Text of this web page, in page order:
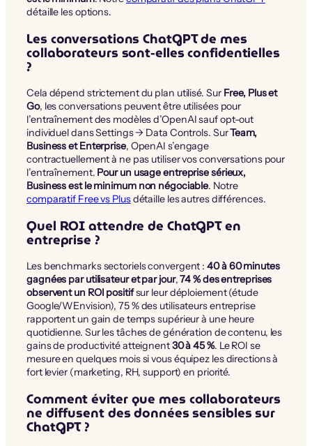
détaille les options.
Les conversations ChatGPT de mes
collaborateurs sont-elles confidentielles
?
Cela dépend strictement du plan utilisé. Sur Free, Plus et
Go, les conversations peuvent être utilisées pour
l’entraînement des modèles d’OpenAI sauf opt-out
individuel dans Settings → Data Controls. SurTeam,
Business et Enterprise, OpenAI s’engage
contractuellement à ne pas utiliser vos conversations pour
l’entraînement. Pour un usage entreprise sérieux,
Business est le minimum non négociable. Notre
comparatif Free vs Plusdétaille les autres différences.
Quel ROI attendre de ChatGPT en
entreprise ?
Les benchmarks sectoriels convergent :40 à 60 minutes
gagnées par utilisateur et par jour,74 % des entreprises
observent un ROI positifsur leur déploiement (étude
Google/WEnvision), 75 % des utilisateurs entreprise
rapportent un gain de temps supérieur à une heure
quotidienne. Sur les tâches de génération de contenu, les
gains de productivité atteignent30 à 45 %. Le ROI se
mesure en quelques mois si vous équipez les directions à
fort levier (marketing, RH, support) en priorité.
Comment éviter que mes collaborateurs
ne diffusent des données sensibles sur
ChatGPT ?